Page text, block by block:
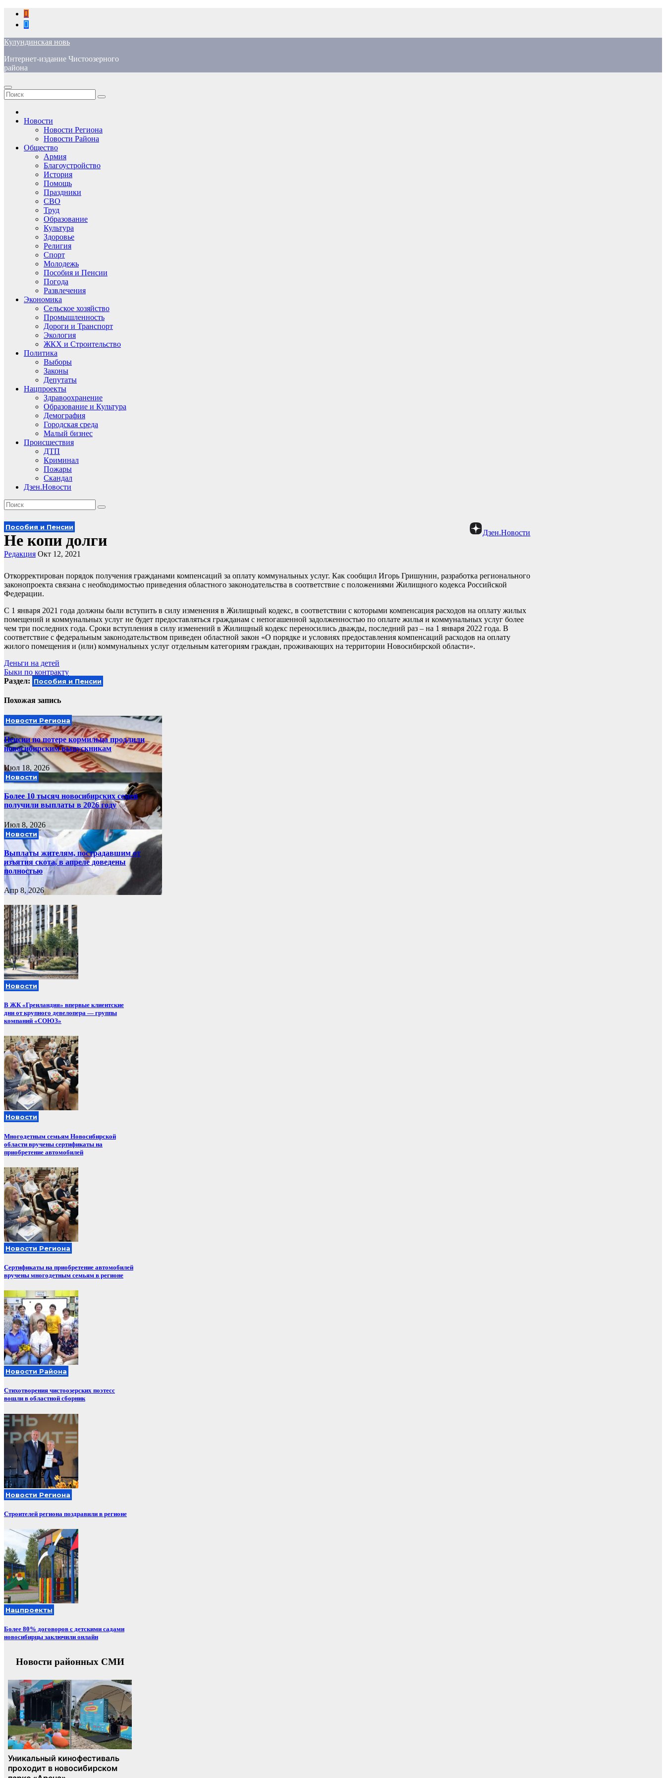
Перейти
содержимому
Кулундинская новь
Интернет-издание Чистоозерного
района
Новости
Новости Региона
Новости Района
Общество
Армия
Благоустройство
История
Помощь
Праздники
СВО
Труд
Образование
Культура
Здоровье
Религия
Спорт
Молодежь
Пособия и Пенсии
Погода
Развлечения
Экономика
Сельское хозяйство
Промышленность
Дороги и Транспорт
Экология
ЖКХ и Строительство
Политика
Выборы
Законы
Депутаты
Нацпроекты
Здравоохранение
Образование и Культура
Демография
Городская среда
Малый бизнес
Происшествия
ДТП
Криминал
Пожары
Скандал
Дзен.Новости
Дзен.Новости
Пособия и Пенсии
Не копи долги
Редакция Окт 12, 2021
Откорректирован порядок получения гражданами компенсаций за оплату коммунальных услуг. Как сообщил Игорь Гришунин, разработка регионального
законопроекта связана с необходимостью приведения областного законодательства в соответствие с положениями Жилищного кодекса Российской
Федерации.
С 1 января 2021 года должны были вступить в силу изменения в Жилищный кодекс, в соответствии с которыми компенсация расходов на оплату жилых
помещений и коммунальных услуг не будет предоставляться гражданам с непогашенной задолженностью по оплате жилья и коммунальных услуг более
чем три последних года. Сроки вступления в силу изменений в Жилищный кодекс переносились дважды, последний раз ­­– на 1 января 2022 года. В
соответствие с федеральным законодательством приведен областной закон «О порядке и условиях предоставления компенсаций расходов на оплату
жилого помещения и (или) коммунальных услуг отдельным категориям граждан, проживающих на территории Новосибирской области».
Навигация
по
Деньги на детей
Быки по контракту
Раздел: Пособия и Пенсии
Похожая запись
Новости Региона
Пенсии по потере кормильца продлили
новосибирским выпускникам
Июл 18, 2026
Новости
Более 10 тысяч новосибирских семей
получили выплаты в 2026 году
Июл 8, 2026
Новости
Выплаты жителям, пострадавшим от
изъятия скота, в апреле доведены
полностью
Апр 8, 2026
Новости
В ЖК «Гренландия» впервые клиентские
дни от крупного девелопера — группы
компаний «СОЮЗ»
Новости
Многодетным семьям Новосибирской
области вручены сертификаты на
приобретение автомобилей
Новости Региона
Сертификаты на приобретение автомобилей
вручены многодетным семьям в регионе
Новости Района
Стихотворения чистоозерских поэтесс
вошли в областной сборник
Новости Региона
Строителей региона поздравили в регионе
Нацпроекты
Более 80% договоров с детскими садами
новосибирцы заключили онлайн